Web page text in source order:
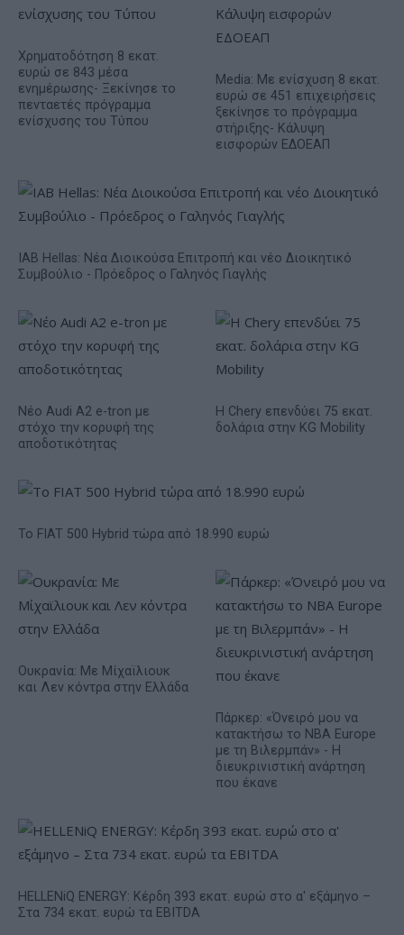
Χρηματοδότηση 8 εκατ.
ευρώ σε 843 μέσα
ενημέρωσης- Ξεκίνησε το
πενταετές πρόγραμμα
ενίσχυσης του Τύπου
Media: Με ενίσχυση 8 εκατ.
ευρώ σε 451 επιχειρήσεις
ξεκίνησε το πρόγραμμα
στήριξης- Κάλυψη
εισφορών ΕΔΟΕΑΠ
IAB Hellas: Νέα Διοικούσα Επιτροπή και νέο Διοικητικό
Συμβούλιο - Πρόεδρος ο Γαληνός Γιαγλής
Νέο Audi A2 e-tron με
στόχο την κορυφή της
αποδοτικότητας
Η Chery επενδύει 75 εκατ.
δολάρια στην KG Mobility
Το FIAT 500 Hybrid τώρα από 18.990 ευρώ
Ουκρανία: Με Μίχαϊλιουκ
και Λεν κόντρα στην Ελλάδα
Πάρκερ: «Όνειρό μου να
κατακτήσω το ΝΒΑ Europe
με τη Βιλερμπάν» - Η
διευκρινιστική ανάρτηση
που έκανε
HELLENiQ ENERGY: Κέρδη 393 εκατ. ευρώ στο α' εξάμηνο –
Στα 734 εκατ. ευρώ τα EBITDA